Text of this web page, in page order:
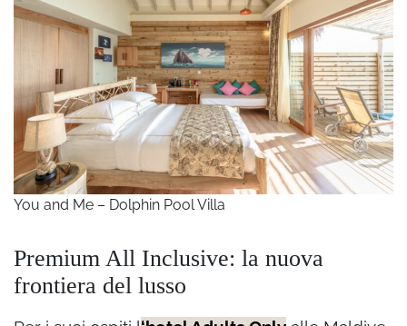
You and Me – Dolphin Pool Villa
Premium All Inclusive: la nuova
frontiera del lusso